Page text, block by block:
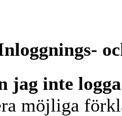
jag inte
möjliga